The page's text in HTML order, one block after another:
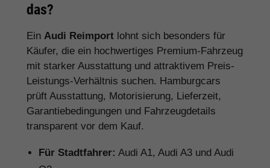
das?
Ein Audi Reimport lohnt sich besonders für
Käufer, die ein hochwertiges Premium-Fahrzeug
mit starker Ausstattung und attraktivem Preis-
Leistungs-Verhältnis suchen. Hamburgcars
prüft Ausstattung, Motorisierung, Lieferzeit,
Garantiebedingungen und Fahrzeugdetails
transparent vor dem Kauf.
Für Stadtfahrer: Audi A1, Audi A3 und Audi